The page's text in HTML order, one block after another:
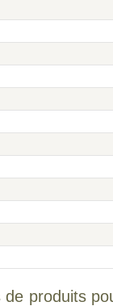
de produits